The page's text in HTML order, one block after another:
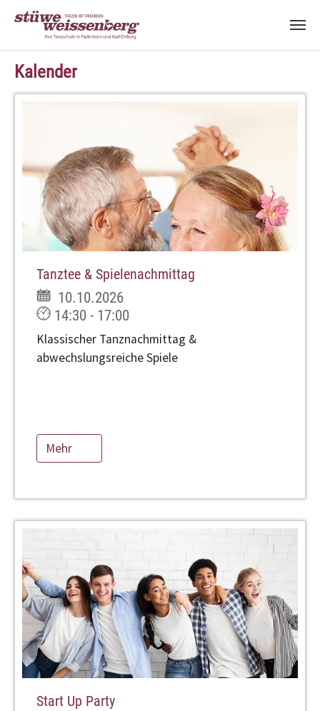
Kalender
Tanztee & Spielenachmittag
10.10.2026
14:30 - 17:00
Klassischer Tanznachmittag &
abwechslungsreiche Spiele
Mehr
Start Up Party